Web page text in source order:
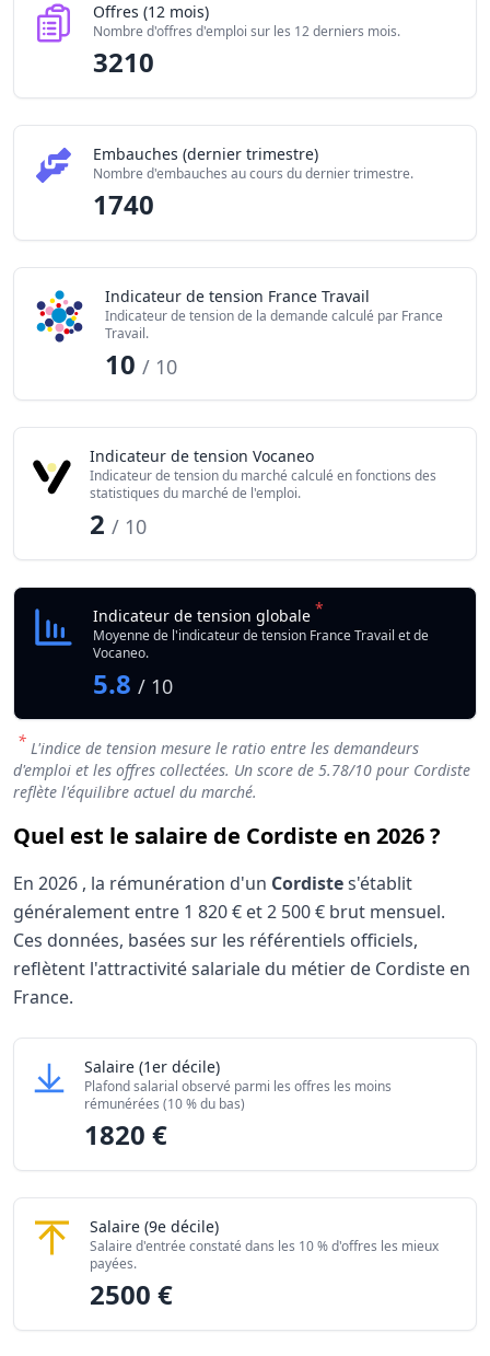
Offres (12 mois)
Nombre d'offres d'emploi sur les 12 derniers mois.
3210
Embauches (dernier trimestre)
Nombre d'embauches au cours du dernier trimestre.
1740
Indicateur de tension France Travail
Indicateur de tension de la demande calculé par France
Travail.
10/ 10
Indicateur de tension Vocaneo
Indicateur de tension du marché calculé en fonctions des
statistiques du marché de l'emploi.
2 / 10
Indicateur de tension globale *
Moyenne de l'indicateur de tension France Travail et de
Vocaneo.
5.8 / 10
* L'indice de tension mesure le ratio entre les demandeurs
d'emploi et les offres collectées. Un score de 5.78/10 pour Cordiste
reflète l'équilibre actuel du marché.
Quel est le salaire de Cordiste en 2026 ?
En 2026 , la rémunération d'un Cordistes'établit
généralement entre 1 820 € et2 500 € brut mensuel.
Ces données, basées sur les référentiels officiels,
reflètent l'attractivité salariale du métier de Cordiste en
France.
Niveau de salaire (Déciles)
Salaire minimum (10% les moins rémunérés)
Salaire maximum (10% les mieux rémunérés)
Salaire Cordiste
(1er décile)
Plafond salarial observé parmi les offres les moins
rémunérées (10 % du bas)
1820 €
Salaire Cordiste
(9e décile)
Salaire d'entrée constaté dans les 10 % d'offres les mieux
payées.
2500 €